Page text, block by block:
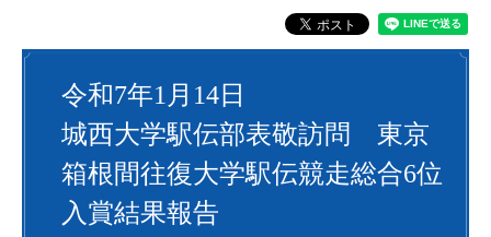
令和7年1月14日
城西大学駅伝部表敬訪問 東京
箱根間往復大学駅伝競走総合6位
入賞結果報告